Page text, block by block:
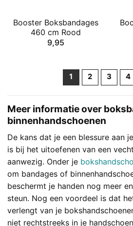
Booster Boksbandages
460 cm Rood
9,95
1 2 3 4
Meer informatie over
binnenhandschoenen
De kans dat je een blessure aan
is bij het uitoefenen van een
aanwezig. Onder je
om bandages of
beschermt je handen nog meer
steun. Nog een voordeel is dat
verlengt van je
niet rechtstreeks in je